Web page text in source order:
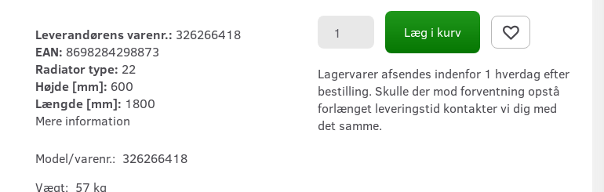
Leverandørens varenr.: 326266418
EAN: 8698284298873
Radiator type: 22
Højde [mm]: 600
Længde [mm]: 1800
Mere information
Model/varenr.: 326266418
Vægt: 57 kg
Læg i kurv
Lagervarer afsendes indenfor 1 hverdag efter
bestilling. Skulle der mod forventning opstå
forlænget leveringstid kontakter vi dig med
det samme.